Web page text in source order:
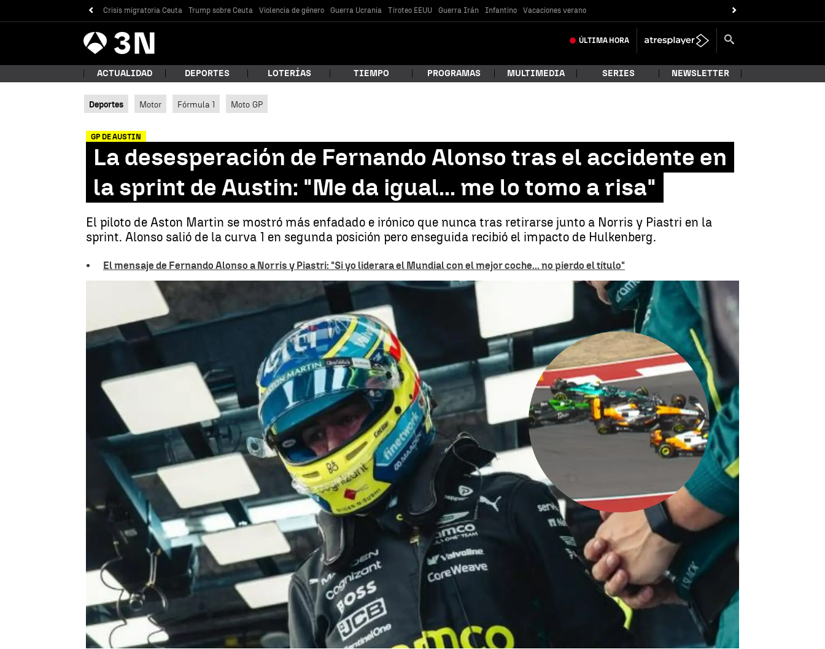
Crisis migratoria Ceuta Trump sobre Ceuta Violencia de género Guerra Ucrania Tiroteo EEUU Guerra Irán Infantino Vacaciones verano
Antena
3 Noticias ÚLTIMA HORA
¿Qué estás buscando?
Buscar
ACTUALIDAD DEPORTES LOTERÍAS TIEMPO PROGRAMAS MULTIMEDIA SERIES NEWSLETTER
Deportes Motor Fórmula 1 Moto GP
GP DE AUSTIN
La desesperación de Fernando Alonso tras el accidente en
la sprint de Austin: "Me da igual... me lo tomo a risa"
El piloto de Aston Martin se mostró más enfadado e irónico que nunca tras retirarse junto a Norris y Piastri en la
sprint. Alonso salió de la curva 1 en segunda posición pero enseguida recibió el impacto de Hulkenberg.
El mensaje de Fernando Alonso a Norris y Piastri: "Si yo liderara el Mundial con el mejor coche... no pierdo el título"